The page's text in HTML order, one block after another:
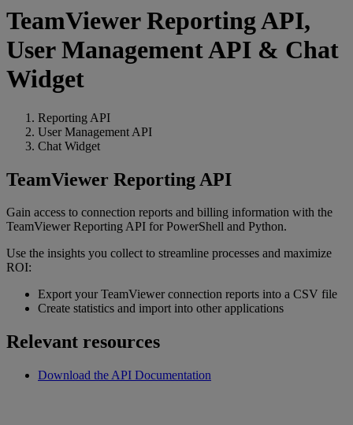
TeamViewer Reporting API,
User Management API & Chat
Widget
Reporting API
User Management API
Chat Widget
TeamViewer Reporting API
Gain access to connection reports and billing information with the
TeamViewer Reporting API for PowerShell and Python.
Use the insights you collect to streamline processes and maximize
ROI:
Export your TeamViewer connection reports into a CSV file
Create statistics and import into other applications
Relevant resources
Download the API Documentation